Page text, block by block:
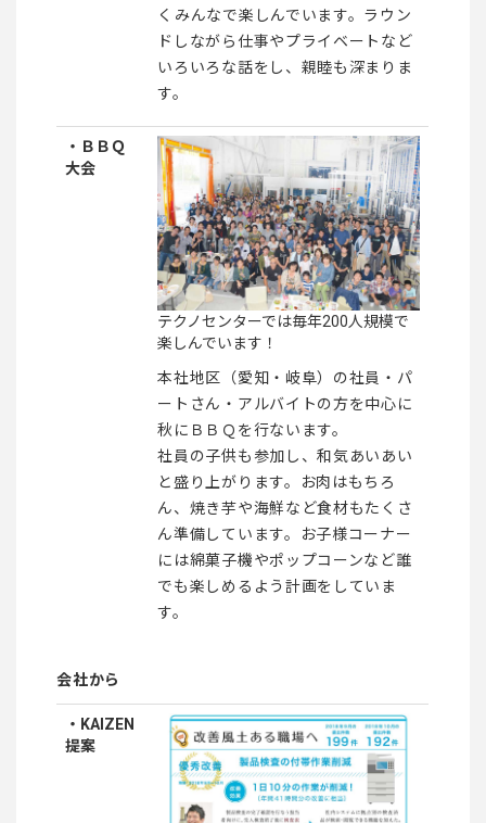
くみんなで楽しんでいます。ラウン
ドしながら仕事やプライベートなど
いろいろな話をし、親睦も深まりま
す。
・ＢＢＱ
大会
テクノセンターでは毎年200人規模で
楽しんでいます！
本社地区（愛知・岐阜）の社員・パ
ートさん・アルバイトの方を中心に
秋にＢＢＱを行ないます。
社員の子供も参加し、和気あいあい
と盛り上がります。お肉はもちろ
ん、焼き芋や海鮮など食材もたくさ
ん準備しています。お子様コーナー
には綿菓子機やポップコーンなど誰
でも楽しめるよう計画をしていま
す。
会社から
・KAIZEN
提案